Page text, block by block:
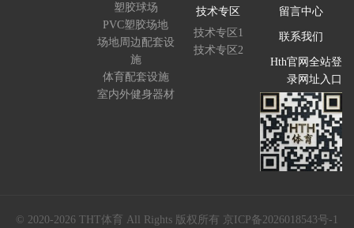
塑胶球场
PVC塑胶场地
场地周边配套设
施
体育配套设施
室内外健身器材
技术专区
技术专区1
技术专区2
留言中心
联系我们
Hth官网全站登
录网址入口
© 2020-2026 THT体育 All Rights 版权所有 京ICP备2026018543号-1